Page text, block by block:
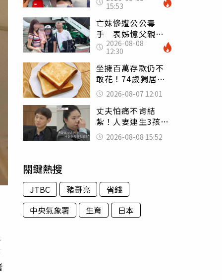
臉 醫揭3類人別亂
喝
15:53
亡妹慘遭公公毒
手 表姊憶父親節
前夕：小舅舅仍到
殯儀館陪她說話
2026-08-08
12:30
坐擁百萬存款仍不
敢花！74歲獨居翁
「1餐只吃1片吐
司」 半年後暴瘦
嚇壞女兒
2026-08-07 12:01
丈夫怕痛不肯結
紮！人妻連生3孩
控遭家暴淚喊：真
的好累
2026-08-08 15:52
關鍵熱搜
JTBC 豬哥亮
省錢
中央氣象署
生育 日本